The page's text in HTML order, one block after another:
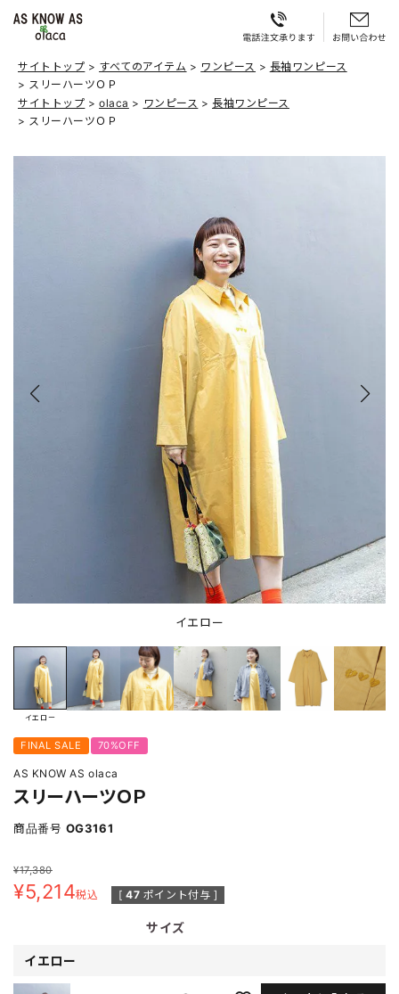
サイトトップ すべてのアイテム ワンピース
長袖ワンピース
スリーハーツＯＰ
サイトトップ
olaca ワンピース
長袖ワンピース
スリーハーツＯＰ
イエロー
イエロー
FINAL SALE 70%OFF
AS KNOW AS olaca
スリーハーツＯＰ
商品番号 OG3161
¥17,380
¥5,214税込 [ 47 ポイント付与 ]
サイズ
イエロー